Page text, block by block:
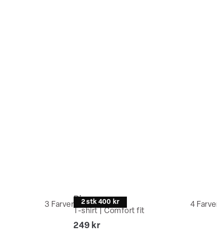
3 Farver 2 stk 400 kr
Bison
T-shirt | Comfort fit
4
I alt (inkl. rabat)
249 kr